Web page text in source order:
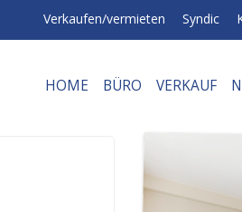
Verkaufen/vermieten Syndic
HOME BÜRO VERKAUF